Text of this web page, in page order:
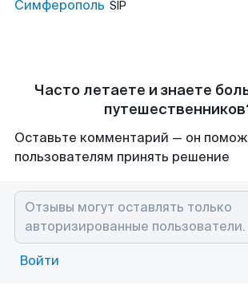
Симферополь SIP
Часто летаете и знаете
Оставьте комментарий — он
пользователям принять решение
Войти